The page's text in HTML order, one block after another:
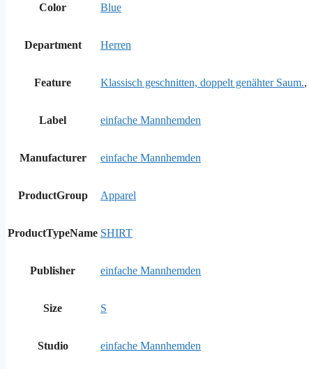
Color Blue
Department Herren
Feature Klassisch geschnitten, doppelt genähter Saum.,
Label einfache Mannhemden
Manufacturer einfache Mannhemden
ProductGroup Apparel
ProductTypeName SHIRT
Publisher einfache Mannhemden
Size S
Studio einfache Mannhemden